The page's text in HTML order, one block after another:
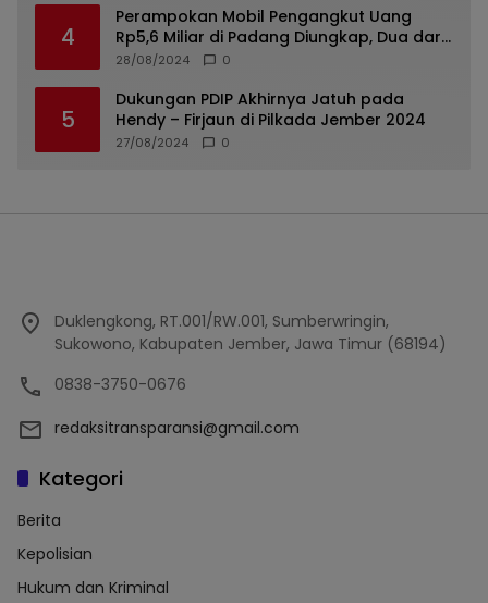
4
Perampokan Mobil Pengangkut Uang
Rp5,6 Miliar di Padang Diungkap, Dua dari
Tiga Tersangka Merupakan Oknum Polisi
28/08/2024 0
5
Dukungan PDIP Akhirnya Jatuh pada
Hendy – Firjaun di Pilkada Jember 2024
27/08/2024 0
Duklengkong, RT.001/RW.001, Sumberwringin,
Sukowono, Kabupaten Jember, Jawa Timur (68194)
0838-3750-0676
redaksitransparansi@gmail.com
Kategori
Berita
Kepolisian
Hukum dan Kriminal